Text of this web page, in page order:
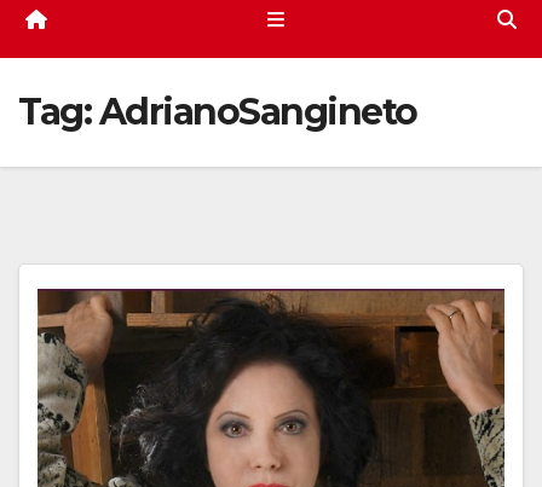
Tag:AdrianoSangineto